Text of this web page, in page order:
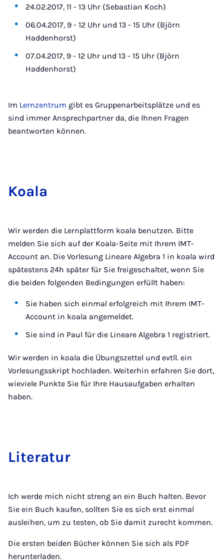
24.02.2017, 11 - 13 Uhr (Sebastian Koch)
06.04.2017, 9 - 12 Uhr und 13 - 15 Uhr (Björn
Haddenhorst)
07.04.2017, 9 - 12 Uhr und 13 - 15 Uhr (Björn
Haddenhorst)
Im Lernzentrum gibt es Gruppenarbeitsplätze und es
sind immer Ansprechpartner da, die Ihnen Fragen
beantworten können.
Ko­ala
Wir werden die Lernplattform koala benutzen. Bitte
melden Sie sich auf der Koala-Seite mit Ihrem IMT-
Account an. Die Vorlesung Lineare Algebra 1 in koala wird
spätestens 24h später für Sie freigeschaltet, wenn Sie
die beiden folgenden Bedingungen erfüllt haben:
Sie haben sich einmal erfolgreich mit Ihrem IMT-
Account in koala angemeldet.
Sie sind in Paul für die Lineare Algebra 1 registriert.
Wir werden in koala die Übungszettel und evtll. ein
Vorlesungsskript hochladen. Weiterhin erfahren Sie dort,
wieviele Punkte Sie für Ihre Hausaufgaben erhalten
haben.
Lit­er­at­ur
Ich werde mich nicht streng an ein Buch halten. Bevor
Sie ein Buch kaufen, sollten Sie es sich erst einmal
ausleihen, um zu testen, ob Sie damit zurecht kommen.
Die ersten beiden Bücher können Sie sich als PDF
herunterladen.